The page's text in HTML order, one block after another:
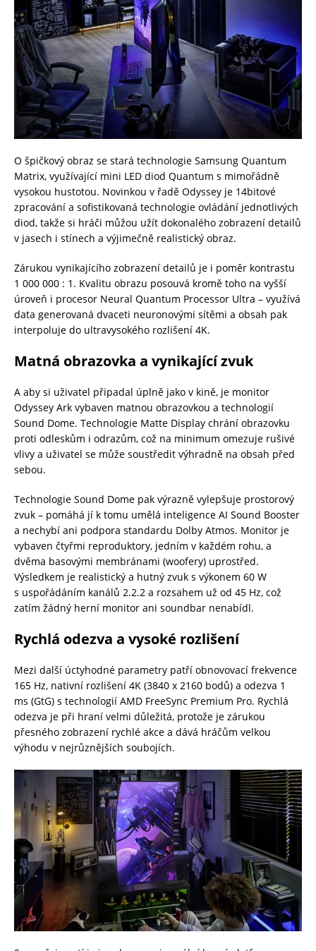
O špičkový obraz se stará technologie Samsung Quantum
Matrix, využívající mini LED diod Quantum s mimořádně
vysokou hustotou. Novinkou v řadě Odyssey je 14bitové
zpracování a sofistikovaná technologie ovládání jednotlivých
diod, takže si hráči můžou užít dokonalého zobrazení detailů
v jasech i stínech a výjimečně realistický obraz.
Zárukou vynikajícího zobrazení detailů je i poměr kontrastu
1 000 000 : 1. Kvalitu obrazu posouvá kromě toho na vyšší
úroveň i procesor Neural Quantum Processor Ultra – využívá
data generovaná dvaceti neuronovými sítěmi a obsah pak
interpoluje do ultravysokého rozlišení 4K.
Matná obrazovka a vynikající zvuk
A aby si uživatel připadal úplně jako v kině, je monitor
Odyssey Ark vybaven matnou obrazovkou a technologií
Sound Dome. Technologie Matte Display chrání obrazovku
proti odleskům i odrazům, což na minimum omezuje rušivé
vlivy a uživatel se může soustředit výhradně na obsah před
sebou.
Technologie Sound Dome pak výrazně vylepšuje prostorový
zvuk – pomáhá jí k tomu umělá inteligence AI Sound Booster
a nechybí ani podpora standardu Dolby Atmos. Monitor je
vybaven čtyřmi reproduktory, jedním v každém rohu, a
dvěma basovými membránami (woofery) uprostřed.
Výsledkem je realistický a hutný zvuk s výkonem 60 W
s uspořádáním kanálů 2.2.2 a rozsahem už od 45 Hz, což
zatím žádný herní monitor ani soundbar nenabídl.
Rychlá odezva a vysoké rozlišení
Mezi další úctyhodné parametry patří obnovovací frekvence
165 Hz, nativní rozlišení 4K (3840 x 2160 bodů) a odezva 1
ms (GtG) s technologií AMD FreeSync Premium Pro. Rychlá
odezva je při hraní velmi důležitá, protože je zárukou
přesného zobrazení rychlé akce a dává hráčům velkou
výhodu v nejrůznějších soubojích.